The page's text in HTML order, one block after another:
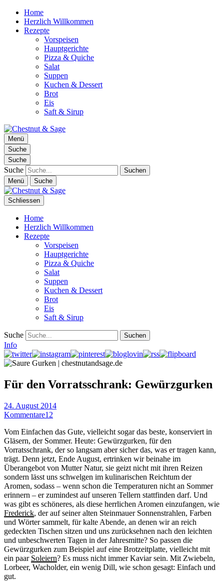
Home
Herzlich Willkommen
Rezepte
Vorspeisen
Hauptgerichte
Pizza & Quiche
Salat
Suppen
Kuchen & Dessert
Brot
Eis
Saft & Sirup
Chestnut & Sage
Foodblog | essen. trinken. genießen.
Menü
Suche
Suche
Suche
Menü Suche
Schliessen
Home
Herzlich Willkommen
Rezepte
Vorspeisen
Hauptgerichte
Pizza & Quiche
Salat
Suppen
Kuchen & Dessert
Brot
Eis
Saft & Sirup
Suche
Info
Für den Vorratsschrank: Gewürzgurken
24. August 2014
Kommentare12
Vom Einfachen das Gute, vielleicht sogar das beste, konserviert in
Gläsern, der Sommer. Heute: Gewürzgurken, für den
Vorratsschrank, der so langsam aber sicher das, was er tragen kann,
trägt. Denn jetzt, Ende August, ertrinken wir beinahe im
Überangebot von Mutter Natur, sie geizt nicht mit ihren Reizen
sondern lässt uns schwelgen im kulinarischen Reichtum der
Aromen, sodass – wenn schon die Temperaturen nicht an Sommer
erinnern – er zumindest auf unseren Tellern stattfinden darf. Und
was gibt es schöneres, als diese herrlichen Aromen einzufangen, wie
Frederick, der auf seiner alten Steinmauer Sonnenstrahlen, Farben
und Wörter sammelt, für kalte Abende, an denen wir an reich
gedeckten Tischen sitzen und uns zurücksehnen nach den leichten
und unbeschwerten Tagen in der Jahresmitte? So passen die
Gewürzgurken zum Beispiel auf eine Brotzeitplatte, vielleicht mit
ein paar Soleiern? Es muss nicht immer Kaviar sein. Mit Zwiebeln,
Lorbeer, Wacholder, ein wenig Dill, wie schon gesagt: Einfach und
gut.